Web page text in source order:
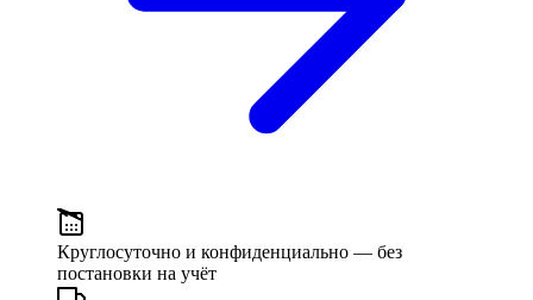
Круглосуточно и конфиденциально — без
постановки на учёт